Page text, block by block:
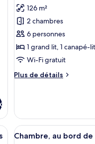
(F&F)
photos
pour
ce
type
de
chambre :
Suite,
au
bord
de
126 m²
2 chambres
6 personnes
1 grand lit, 1 canapé-
Wi-Fi gratuit
Plus de détails
Plus
chambres,
au
grand lit, offrant une vue sur
Afficher
toutes
14
Chambre, au bord de